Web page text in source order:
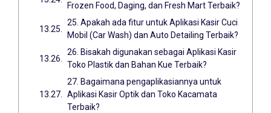
Frozen Food, Daging, dan Fresh Mart Terbaik?
25. Apakah ada fitur untuk Aplikasi Kasir Cuci
Mobil (Car Wash) dan Auto Detailing Terbaik?
26. Bisakah digunakan sebagai Aplikasi Kasir
Toko Plastik dan Bahan Kue Terbaik?
27. Bagaimana pengaplikasiannya untuk
Aplikasi Kasir Optik dan Toko Kacamata
Terbaik?